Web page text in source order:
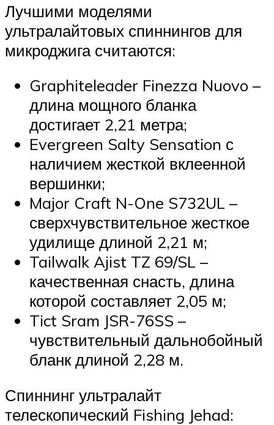
Лучшими моделями
ультралайтовых спиннингов для
микроджига считаются:
Graphiteleader Finezza Nuovo –
длина мощного бланка
достигает 2,21 метра;
Evergreen Salty Sensation с
наличием жесткой вклеенной
вершинки;
Major Craft N-One S732UL –
сверхчувствительное жесткое
удилище длиной 2,21 м;
Tailwalk Ajist TZ 69/SL –
качественная снасть, длина
которой составляет 2,05 м;
Tict Sram JSR-76SS –
чувствительный дальнобойный
бланк длиной 2,28 м.
Спиннинг ультралайт
телескопический Fishing Jehad: